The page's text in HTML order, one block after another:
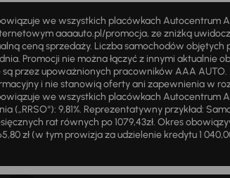
we wszystkich placówkach
aaaauto.pl/promocja, ze zniżką
ceną sprzedaży. Liczba samochodów
Promocji nie można łączyć z innymi
przez upoważnionych pracowników AAA
i nie stanowią oferty ani zapewnienia w
we wszystkich placówkach Autocentrum
9,81%. Reprezentatywny przykład:
rat równych po 1079,43zł. Okres
zł (w tym prowizja za udzielenie kredytu 1